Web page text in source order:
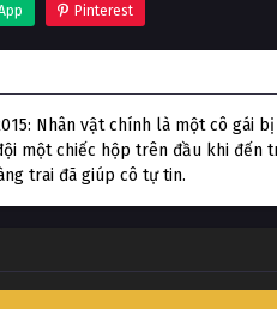
Pinterest
Nhân vật chính là một cô gái
một chiếc hộp trên đầu khi đến
trai đã giúp cô tự tin.